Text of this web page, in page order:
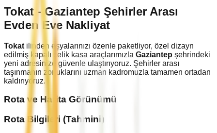
Tokat - Gaziantep Şehirler Arası
Evden Eve Nakliyat
Tokat ilinden eşyalarınızı özenle paketliyor, özel dizayn
edilmiş kapalı çelik kasa araçlarımızla Gaziantep şehrindeki
yeni adresinize güvenle ulaştırıyoruz. Şehirler arası
taşınmanın zorluklarını uzman kadromuzla tamamen ortadan
kaldırıyoruz.
Rota ve Harita Görünümü
Rota Bilgileri (Tahmini)